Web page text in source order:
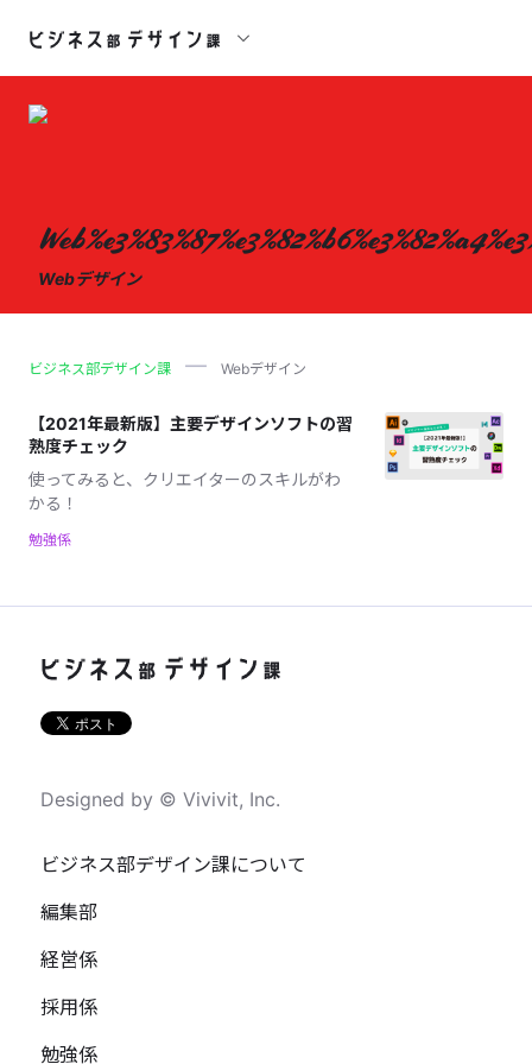
Webデザイン
ビジネス部デザイン課 Webデザイン
【2021年最新版】主要デザインソフトの習
熟度チェック
使ってみると、クリエイターのスキルがわ
かる！
勉強係
Designed by © Vivivit, Inc.
ビジネス部デザイン課について
編集部
経営係
採用係
勉強係